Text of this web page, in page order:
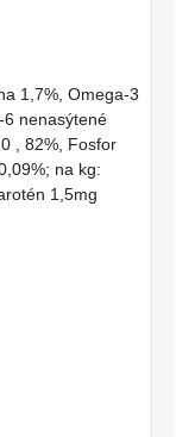
1,7%, Omega-3
6 nenasýtené
, 82%, Fosfor
na kg:
1,5mg